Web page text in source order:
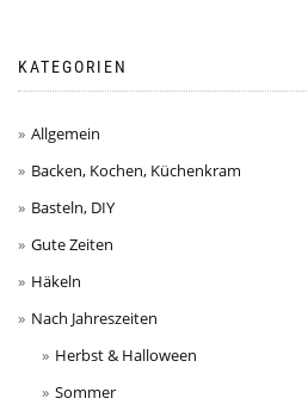
KATEGORIEN
Allgemein
Backen, Kochen, Küchenkram
Basteln, DIY
Gute Zeiten
Häkeln
Nach Jahreszeiten
Herbst & Halloween
Sommer